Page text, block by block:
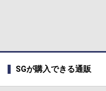
SGが購入できる通販